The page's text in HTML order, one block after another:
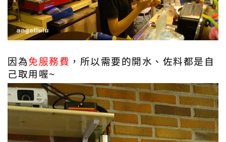
因為免服務費 ，所以需要的開水、佐料都是自
己取用喔~